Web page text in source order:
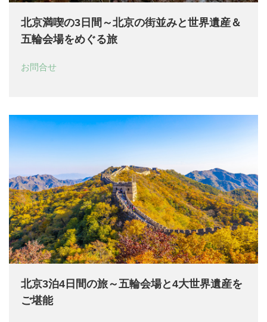
北京満喫の3日間～北京の街並みと世界遺産＆
五輪会場をめぐる旅
お問合せ
北京3泊4日間の旅～五輪会場と4大世界遺産を
ご堪能